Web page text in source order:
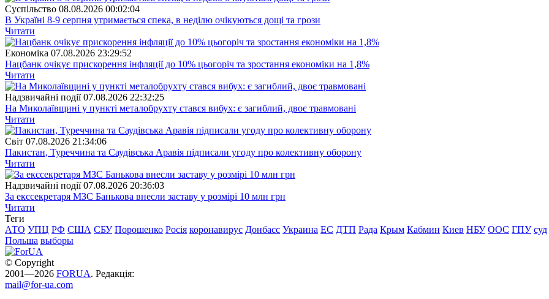
Суспiльство 08.08.2026 00:02:04
В Україні 8-9 серпня утримається спека, в неділю очікуються дощі та грози
Читати
Економіка 07.08.2026 23:29:52
Нацбанк очікує прискорення інфляції до 10% цьогоріч та зростання економіки на 1,8%
Читати
Надзвичайні події 07.08.2026 22:32:25
На Миколаївщині у пункті металобрухту стався вибух: є загиблий, двоє травмовані
Читати
Свiт 07.08.2026 21:34:06
Пакистан, Туреччина та Саудівська Аравія підписали угоду про колективну оборону
Читати
Надзвичайні події 07.08.2026 20:36:03
За екссекретаря МЗС Банькова внесли заставу у розмірі 10 млн грн
Читати
Теги
АТО УПЦ РФ США СБУ Порошенко Росія коронавирус Донбасс Украина ЕС ДТП Рада Крым Кабмин Киев НБУ ООС ГПУ суд
Польша выборы
© Copyright
2001—2026 FORUA. Редакція:
mail@for-ua.com